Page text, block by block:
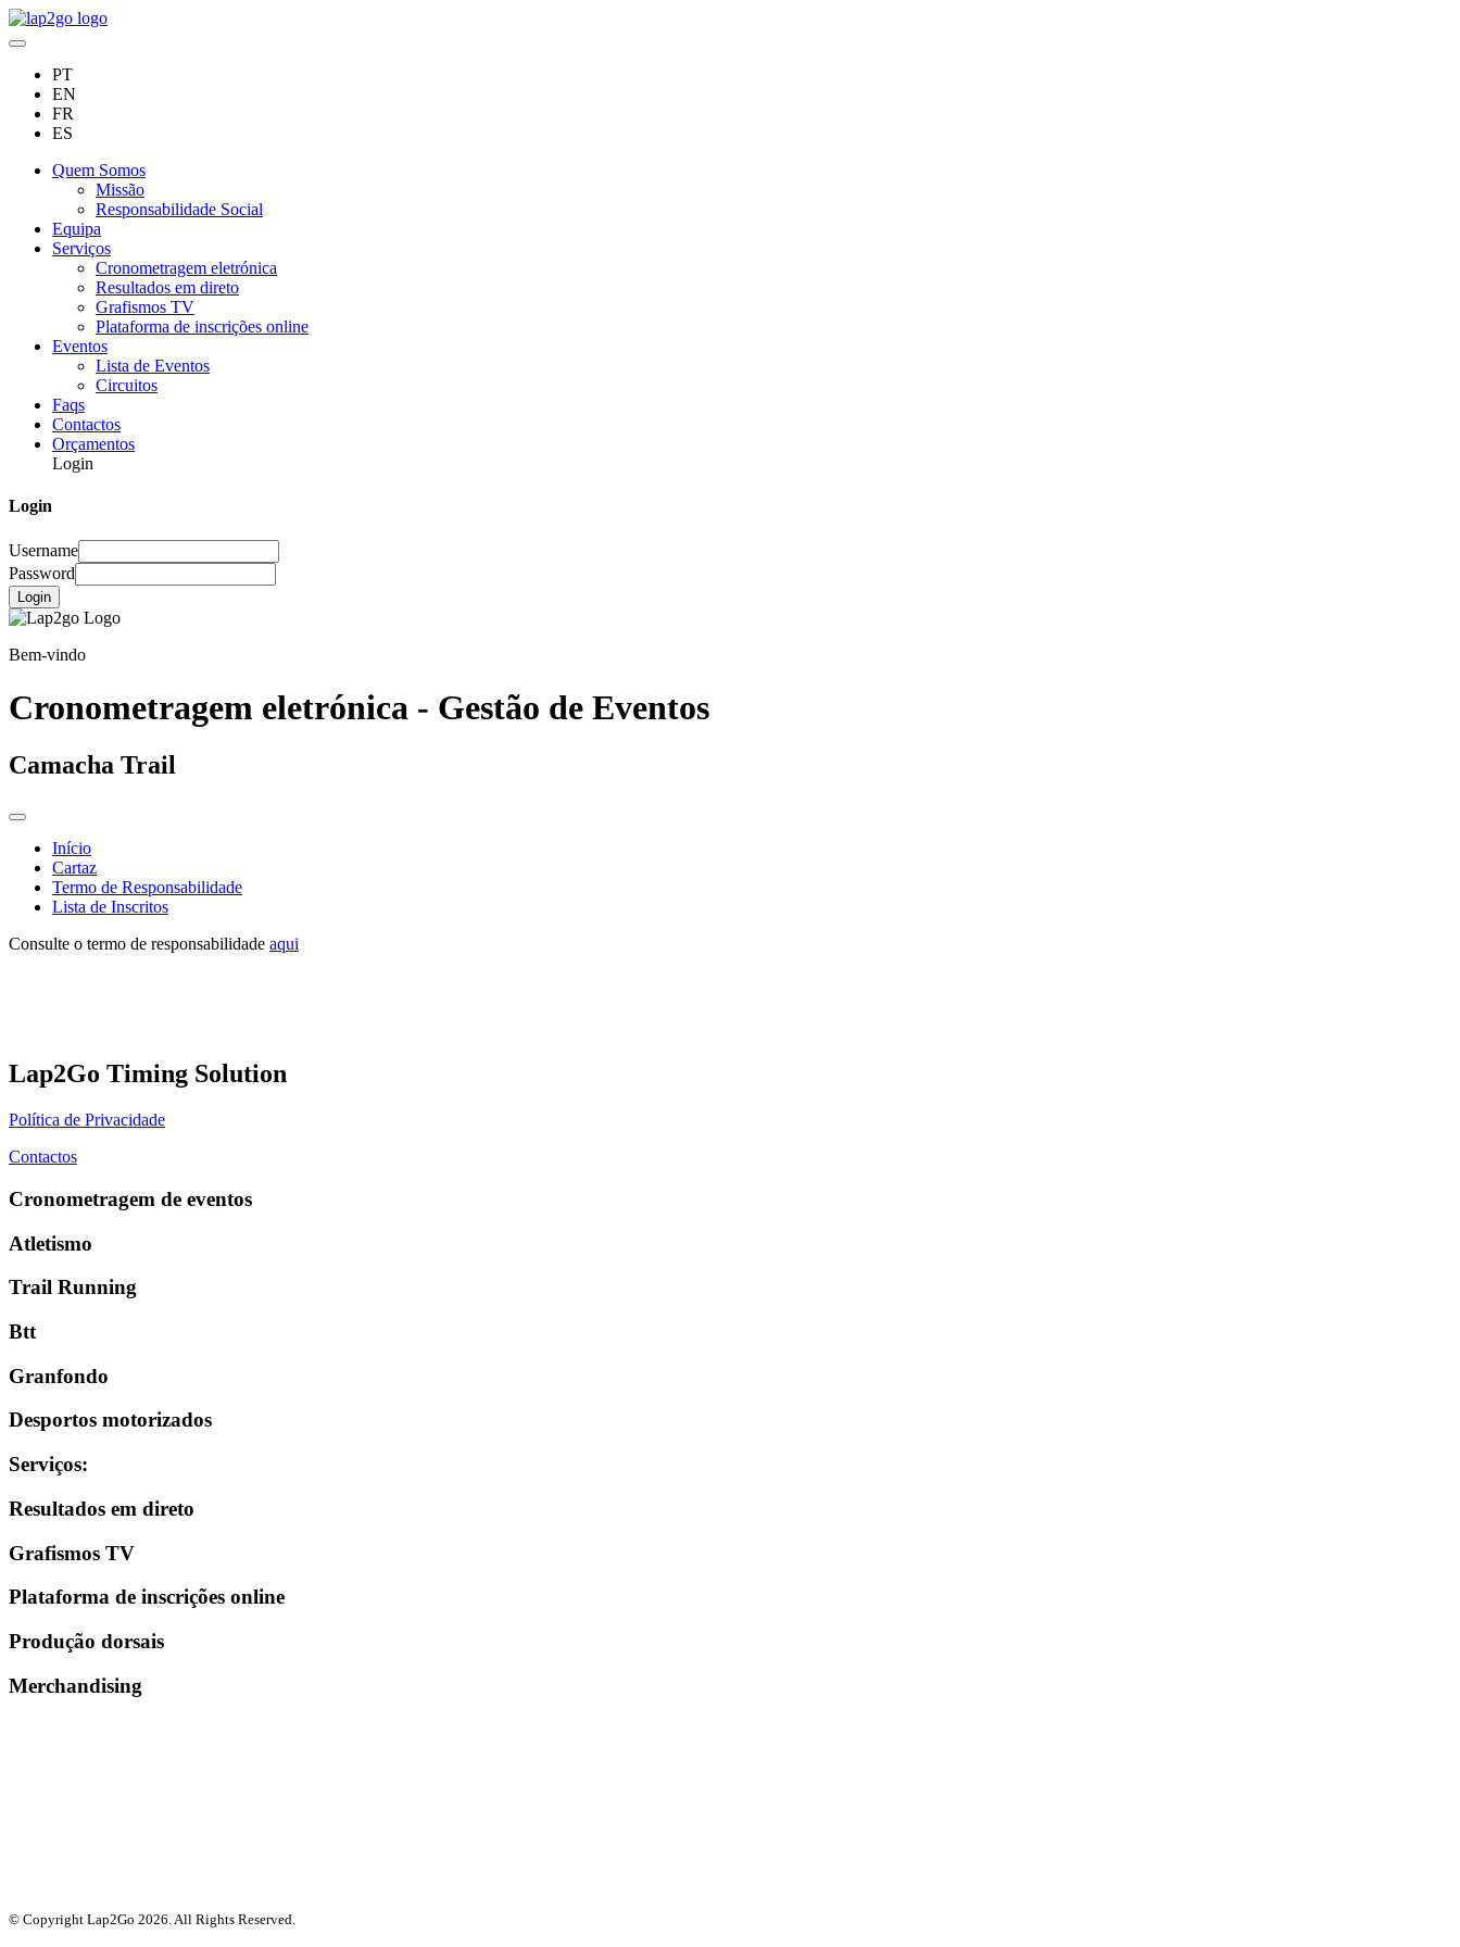
PT
EN
FR
ES
Quem Somos
Missão
Responsabilidade Social
Equipa
Serviços
Cronometragem eletrónica
Resultados em direto
Grafismos TV
Plataforma de inscrições online
Eventos
Lista de Eventos
Circuitos
Faqs
Contactos
Orçamentos
Login
Login
Username
Password
Login
Bem-vindo
Cronometragem eletrónica - Gestão de Eventos
Camacha Trail
Início
Cartaz
Termo de Responsabilidade
Lista de Inscritos
Consulte o termo de responsabilidade aqui
Lap2Go Timing Solution
Política de Privacidade
Contactos
Cronometragem de eventos
Atletismo
Trail Running
Btt
Granfondo
Desportos motorizados
Serviços:
Resultados em direto
Grafismos TV
Plataforma de inscrições online
Produção dorsais
Merchandising
© Copyright Lap2Go 2026. All Rights Reserved.